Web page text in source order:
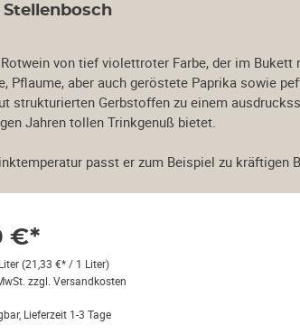
aus Südafrika
Wynkelder
Weine
von tief violettroter Farbe, der im Bukett
Pflaume, aber auch geröstete Paprika sowie
strukturierten Gerbstoffen zu einem
Jahren tollen Trinkgenuß bietet.
passt er zum Beispiel zu kräftigen
€*
(21,33 €* / 1 Liter)
zzgl. Versandkosten
Lieferzeit 1-3 Tage